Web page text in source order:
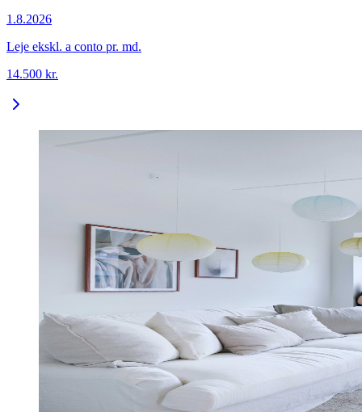
1.8.2026
Leje ekskl. a conto pr. md.
14.500 kr.